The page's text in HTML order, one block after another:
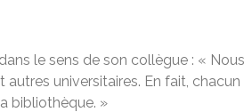
le sens de son collègue : «
universitaires. En fait,
bibliothèque. »